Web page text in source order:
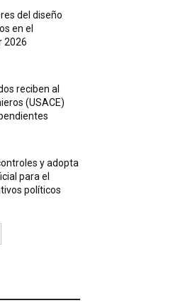
del diseño
en el
2026
reciben al
(USACE)
y adopta
para el
políticos